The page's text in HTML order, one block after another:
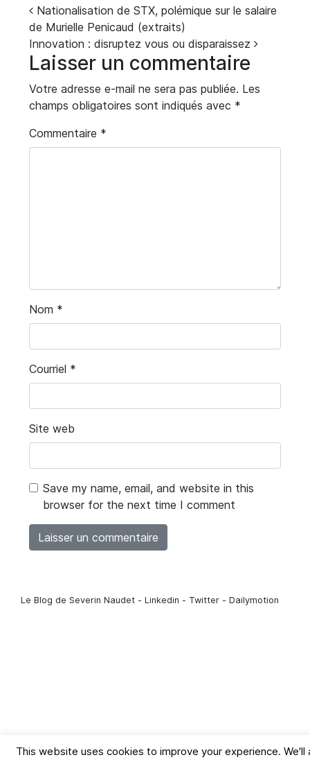
Navigation
Nationalisation de STX, polémique sur le salaire
de Murielle Penicaud (extraits)
Innovation : disruptez vous ou disparaissez
Laisser un commentaire
Votre adresse e-mail ne sera pas publiée. Les
champs obligatoires sont indiqués avec *
Commentaire *
Nom *
Courriel *
Site web
Save my name, email, and website in this
browser for the next time I comment
Le Blog de Severin Naudet - Linkedin - Twitter - Dailymotion
This website uses cookies to improve your experience. We'll